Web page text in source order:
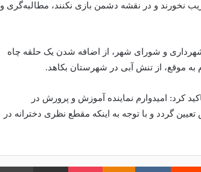
نخورند و در نقشه دشمن بازی نکنند، مطالبه‌گری و
شهرداری و شورای شهر، از اضافه شدن یک حلقه چاه
به موقع، از تنش آبی در شهرستان بکاهد.
کرد: امیدوارم نماینده آموزش و پرورش در
گردد و با توجه به اینکه مقطع نظری دخترانه در
‫رددیت ‫VKontakte
‫Odnoklassniki
پاکت اشتراک گذاری از طریق ایمیل